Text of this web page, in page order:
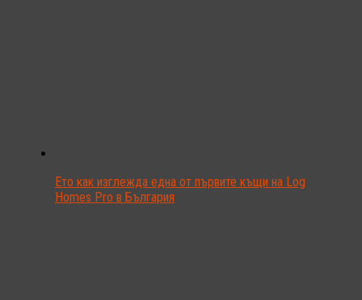
Ето как изглежда една от първите къщи на Log
Homes Pro в България